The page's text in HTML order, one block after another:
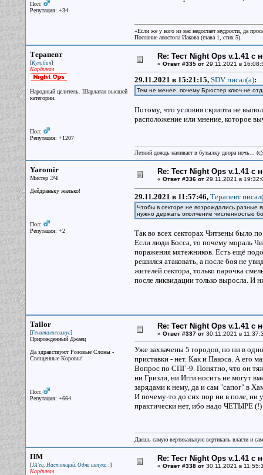
Пол:
Репутация: +34
«Если же у кого из вас недостаёт мудрости, да
Послание апостола Иакова (глава 1, стих 5).
Терапевт
[Кулибин]
Кардинал
Народный целитель. Шарлатан высшей
категории.
Пол:
Репутация: +1207
Re: Тест Night Ops v.1.41 с
« Ответ #335 от29.11.2021 в
29.11.2021 в 15:21:15, SDV писал(a):
Тем не менее, почему Брюстер ключ не
Потому, что условия скрипта не
расположение или мнение, которое
Летний дождь наливает в бутылку двора ночь...
Yaromir
Мистер ЭЧ
Дейдраньку жалько!
Пол:
Репутация: +2
Re: Тест Night Ops v.1.41 с
« Ответ #336 от29.11.2021 в
29.11.2021 в 11:57:46, Терапевт
Чтобы в секторе не возрождались разные
нужно держать ополчение численностью
Так во всех секторах Читзены было
Если люди Босса, то почему мораль
поражения мятежников. Есть ещё
решился атаковать, а после боя не
жителей сектора, только парочка
после ликвидации только выросла. И
Tailor
[Гениталиссимус]
Прирожденный Джаец
Да здравствуют Розовые Слоны -
Священные Коровы!
Пол:
Репутация: +664
Re: Тест Night Ops v.1.41 с
« Ответ #337 от30.11.2021 в
Уже захвачены 5 городов, но ни в
приставки - нет. Как и Пакоса. А его
Вопрос по СПГ-9. Понятно, что он
ни Гризли, ни Игги носить не могут
зарядами к нему, да и сам "сапог" в
И почему-то до сих пор ни в поле, ни
практически нет, ибо надо ЧЕТЫРЕ (!)
Даешь самую вертикальную вертикаль власти и
ПМ
[JA'ец. Настоящий. Одна штука :]
Кардинал
Re: Тест Night Ops v.1.41 с
« Ответ #338 от30.11.2021 в